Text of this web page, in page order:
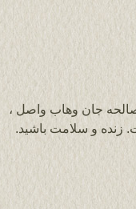
جان وهاب واصل ،
زنده و سلامت باشید.